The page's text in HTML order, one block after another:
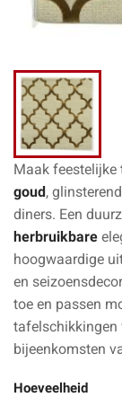
Maak
goud,
diners. Een
herbruikbare
hoogwaardige
en
toe en passen
tafelschikkingen
bijeenkomsten
Hoeveelheid